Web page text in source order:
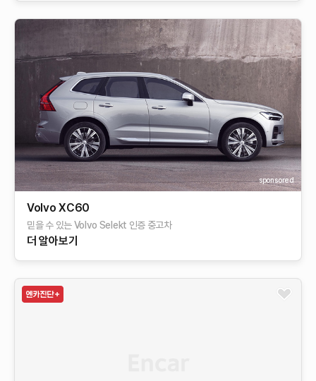
sponsored
Volvo XC60
믿을 수 있는 Volvo Selekt 인증 중고차
더 알아보기